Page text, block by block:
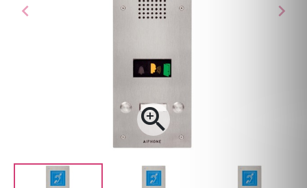
chevron_left

chevron_right